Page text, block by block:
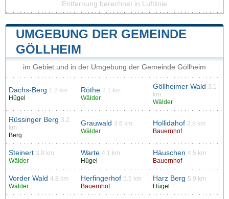
Entfernung berechnet in Luftlinie
UMGEBUNG DER GEMEINDE
GÖLLHEIM
im Gebiet und in der Umgebung der Gemeinde Göllheim
Dachs-Berg 1.2 km
Hügel
Röthe 2.1 km
Wälder
Göllheimer Wald 3.1
km
Wälder
Rüssinger Berg 3.2
km
Berg
Grauwald 3.6 km
Wälder
Hollidahof 3.8 km
Bauernhof
Steinert 3.8 km
Wälder
Warte 4.1 km
Hügel
Häuschen 4.5 km
Bauernhof
Vorder Wald 4.8 km
Wälder
Herfingerhof 5.5 km
Bauernhof
Harz Berg 5.9 km
Hügel